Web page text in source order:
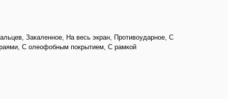
Закаленное, На весь экран, Противоударное, С
С олеофобным покрытием, С рамкой